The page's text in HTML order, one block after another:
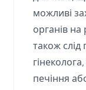
можливі
органів на
також
печіння